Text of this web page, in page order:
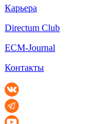
Карьера
Directum Club
ECM-Journal
Контакты